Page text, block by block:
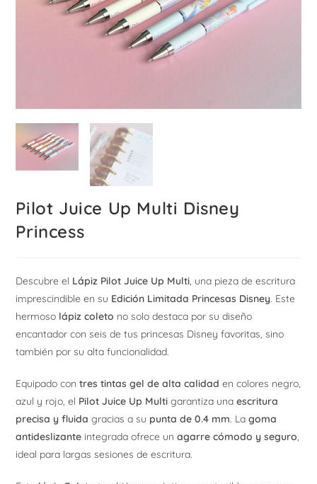
Pilot Juice Up Multi Disney
Princess
Descubre el Lápiz Pilot Juice Up Multi, una pieza de escritura
imprescindible en su Edición Limitada Princesas Disney. Este
hermoso lápiz coleto no solo destaca por su diseño
encantador con seis de tus princesas Disney favoritas, sino
también por su alta funcionalidad.
Equipado contres tintas gel de alta calidad en colores negro,
azul y rojo, el Pilot Juice Up Multi garantiza unaescritura
precisa y fluida gracias a su punta de 0.4 mm. Lagoma
antideslizante integrada ofrece unagarre cómodo y seguro,
ideal para largas sesiones de escritura.